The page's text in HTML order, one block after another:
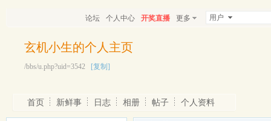
论坛 个人中心 开奖直播 更多 用户
玄机小生的个人主页
/bbs/u.php?uid=3542 [复制]
首页 新鲜事 日志 相册 帖子 个人资料